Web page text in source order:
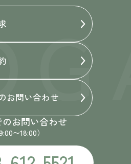
お問い合わせ
お問い合わせ
9:00〜18:00）